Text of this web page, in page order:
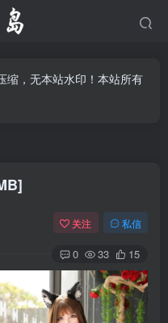
缩，无本站水印！本站所有
关注 私信
0 33 15